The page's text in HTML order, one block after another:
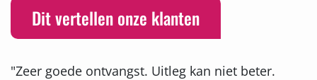
Dit vertellen onze klanten
"Zeer goede ontvangst. Uitleg kan niet beter.